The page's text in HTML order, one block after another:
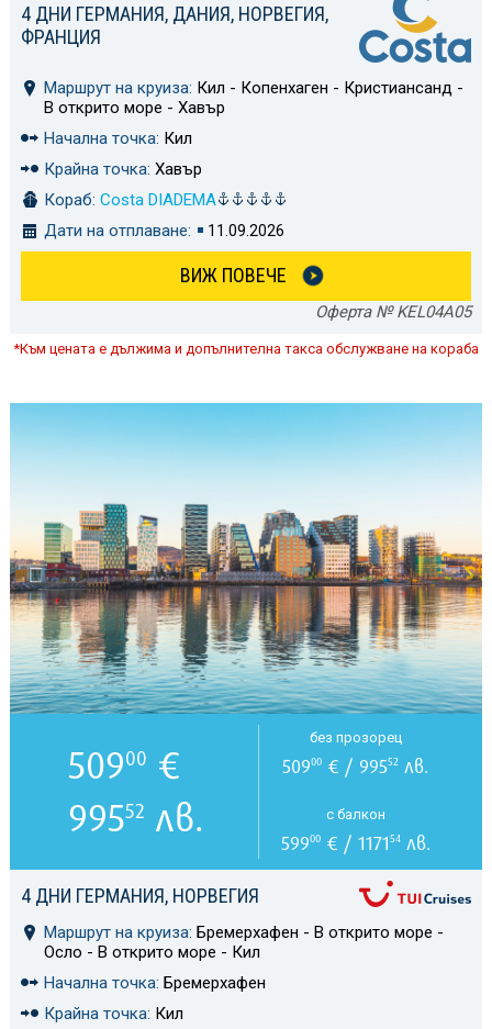
4 ДНИ ГЕРМАНИЯ, ДАНИЯ, НОРВЕГИЯ,
ФРАНЦИЯ
Маршрут на круиза: Кил - Копенхаген - Кристиансанд -
В открито море - Хавър
Начална точка: Кил
Крайна точка: Хавър
Кораб: Costa DIADEMA
Дати на отплаване:
11.09.2026
ВИЖ ПОВЕЧЕ
Оферта № KEL04A05
*Към цената е дължима и допълнителна такса обслужване на кораба
4 ДНИ ГЕРМАНИЯ, НОРВЕГИЯ
Маршрут на круиза: Бремерхафен - В открито море -
Осло - В открито море - Кил
Начална точка: Бремерхафен
Крайна точка: Кил
50900 €
99552 лв.
без прозорец
50900 € / 99552 лв.
с балкон
59900€ / 117154лв.